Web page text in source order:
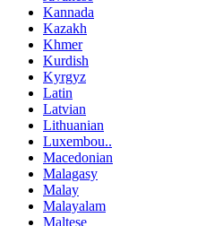
Kannada
Kazakh
Khmer
Kurdish
Kyrgyz
Latin
Latvian
Lithuanian
Luxembou..
Macedonian
Malagasy
Malay
Malayalam
Maltese